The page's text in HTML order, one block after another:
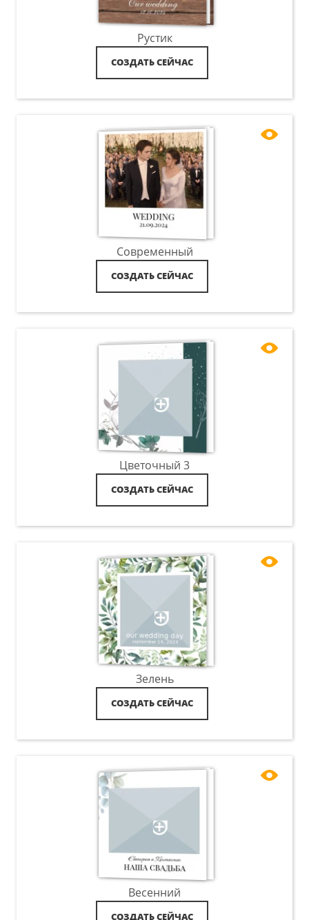
Рустик
СОЗДАТЬ СЕЙЧАС
Современный
СОЗДАТЬ СЕЙЧАС
Цветочный 3
СОЗДАТЬ СЕЙЧАС
Зелень
СОЗДАТЬ СЕЙЧАС
Весенний
СОЗДАТЬ СЕЙЧАС